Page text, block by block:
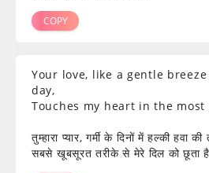
COPY
Your love, like a gentle
day,
Touches my heart in the
तुम्हारा प्यार, गर्मी के दिनों में हल्की हवा
सबसे खूबसूरत तरीके से मेरे दिल को छूता